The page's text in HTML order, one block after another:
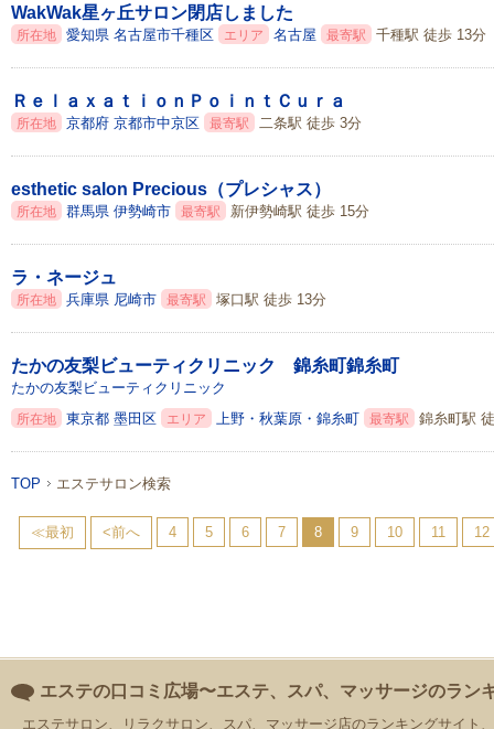
WakWak星ヶ丘サロン閉店しました
所在地 愛知県 名古屋市千種区 エリア 名古屋 最寄駅 千種駅 徒歩 13分
ＲｅｌａｘａｔｉｏｎＰｏｉｎｔＣｕｒａ
所在地 京都府 京都市中京区 最寄駅 二条駅 徒歩 3分
esthetic salon Precious（プレシャス）
所在地 群馬県 伊勢崎市 最寄駅 新伊勢崎駅 徒歩 15分
ラ・ネージュ
所在地 兵庫県 尼崎市 最寄駅 塚口駅 徒歩 13分
たかの友梨ビューティクリニック 錦糸町錦糸町
たかの友梨ビューティクリニック
所在地 東京都 墨田区 エリア 上野・秋葉原・錦糸町 最寄駅 錦糸町駅
TOP エステサロン検索
≪最初 <前へ 4 5 6 7 8 9 10 11 12
エステの口コミ広場〜エステ、スパ、マッサージのラン
エステサロン、リラクサロン、スパ、マッサージ店のランキングサイト